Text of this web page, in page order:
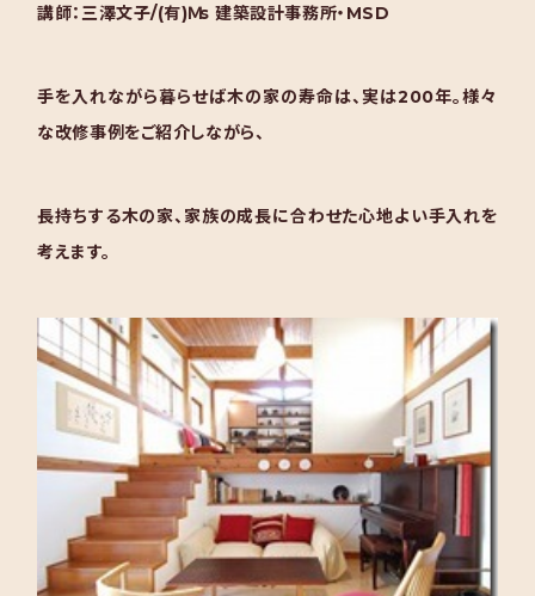
講師：三澤文子/(有)Ｍs 建築設計事務所・MSD
手を入れながら暮らせば木の家の寿命は、実は200年。様々
な改修事例をご紹介しながら、
長持ちする木の家、家族の成長に合わせた心地よい手入れを
考えます。